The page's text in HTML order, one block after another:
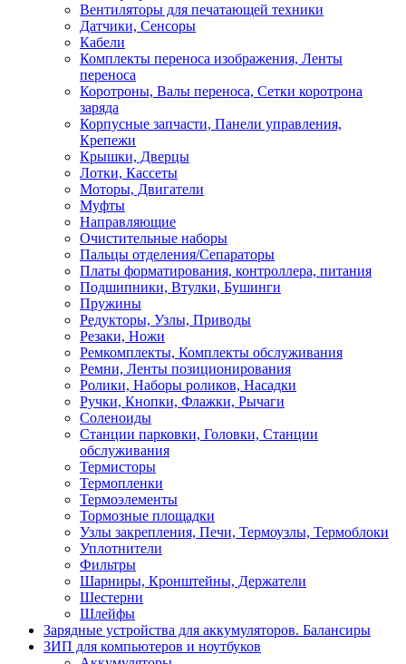
Вентиляторы для печатающей техники
Датчики, Сенсоры
Кабели
Комплекты переноса изображения, Ленты
переноса
Коротроны, Валы переноса, Сетки коротрона
заряда
Корпусные запчасти, Панели управления,
Крепежи
Крышки, Дверцы
Лотки, Кассеты
Моторы, Двигатели
Муфты
Направляющие
Очистительные наборы
Пальцы отделения/Сепараторы
Платы форматирования, контроллера, питания
Подшипники, Втулки, Бушинги
Пружины
Редукторы, Узлы, Приводы
Резаки, Ножи
Ремкомплекты, Комплекты обслуживания
Ремни, Ленты позиционирования
Ролики, Наборы роликов, Насадки
Ручки, Кнопки, Флажки, Рычаги
Соленоиды
Станции парковки, Головки, Станции
обслуживания
Термисторы
Термопленки
Термоэлементы
Тормозные площадки
Узлы закрепления, Печи, Термоузлы, Термоблоки
Уплотнители
Фильтры
Шарниры, Кронштейны, Держатели
Шестерни
Шлейфы
Зарядные устройства для аккумуляторов. Балансиры
ЗИП для компьютеров и ноутбуков